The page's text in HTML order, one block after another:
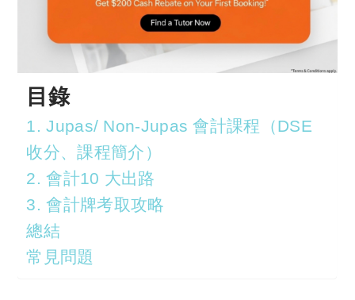
目錄
1. Jupas/ Non-Jupas 會計課程（DSE
收分、課程簡介）
2. 會計10 大出路
3. 會計牌考取攻略
總結
常見問題